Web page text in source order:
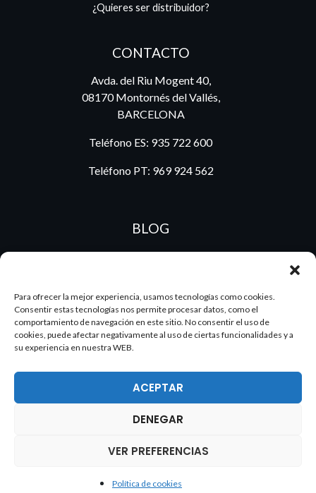
Para ofrecer la mejor experiencia, usamos tecnologías como cookies.
Consentir estas tecnologías nos permite procesar datos, como el
comportamiento de navegación en este sitio. No consentir el uso de
cookies, puede afectar negativamente al uso de ciertas funcionalidades y a
su experiencia en nuestra WEB.
ACEPTAR
DENEGAR
VER PREFERENCIAS
Política de cookies
¿Quieres ser distribuidor?
CONTACTO
Avda. del Riu Mogent 40,
08170 Montornés del Vallés,
BARCELONA
Teléfono ES: 935 722 600
Teléfono PT: 969 924 562
BLOG
2026 Dake. Todos los derechos reservados.